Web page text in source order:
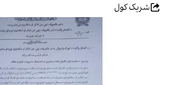
شریک کول